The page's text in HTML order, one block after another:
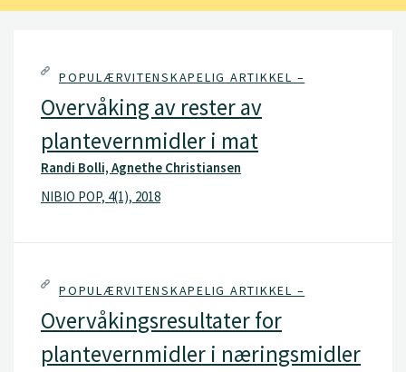
POPULÆRVITENSKAPELIG ARTIKKEL –
Overvåking av rester av
plantevernmidler i mat
Randi Bolli, Agnethe Christiansen
NIBIO POP, 4(1), 2018
POPULÆRVITENSKAPELIG ARTIKKEL –
Overvåkingsresultater for
plantevernmidler i næringsmidler